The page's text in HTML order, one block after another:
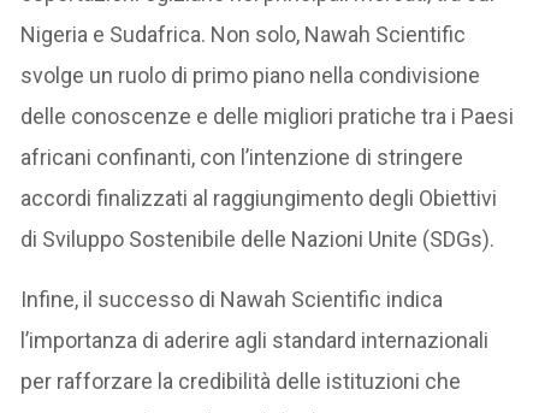
Nigeria e Sudafrica. Non solo, Nawah Scientific
svolge un ruolo di primo piano nella condivisione
delle conoscenze e delle migliori pratiche tra i Paesi
africani confinanti, con l’intenzione di stringere
accordi finalizzati al raggiungimento degli Obiettivi
di Sviluppo Sostenibile delle Nazioni Unite (SDGs).
Infine, il successo di Nawah Scientific indica
l’importanza di aderire agli standard internazionali
per rafforzare la credibilità delle istituzioni che